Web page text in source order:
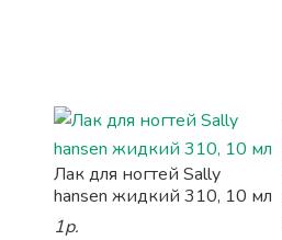
Лак для ногтей Sally
hansen жидкий 310, 10 мл
1р.